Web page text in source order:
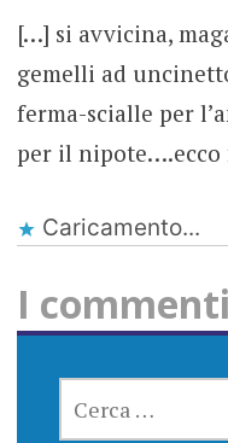
[…] si avvicina,
gemelli ad
ferma-scialle per
per il
Caricamento...
I
PER: